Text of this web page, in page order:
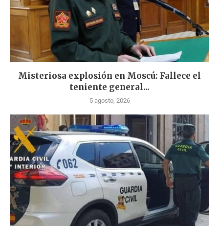
Misteriosa explosión en Moscú: Fallece el
teniente general...
5 agosto, 2026